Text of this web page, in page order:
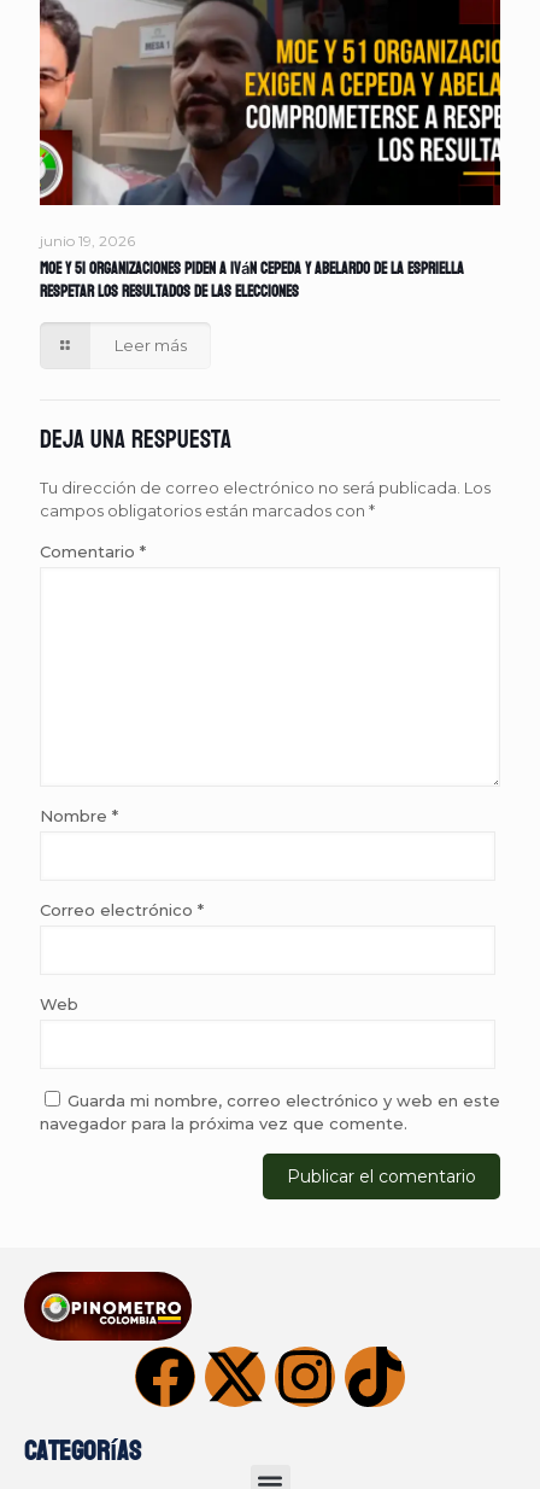
junio 19, 2026
MOE y 51 organizaciones piden a Iván Cepeda y Abelardo de la Espriella
respetar los resultados de las elecciones
Leer más
Deja una respuesta
Tu dirección de correo electrónico no será publicada. Los
campos obligatorios están marcados con *
Comentario *
Nombre *
Correo electrónico *
Web
Guarda mi nombre, correo electrónico y web en este
navegador para la próxima vez que comente.
Categorías